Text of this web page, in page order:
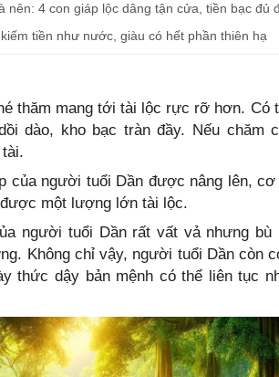
nên: 4 con giáp lộc dâng tận cửa, tiền bạc đủ
tiền như nước, giàu có hết phần thiên hạ
thăm mang tới tài lộc rực rỡ hơn. Có
dào, kho bạc tràn đầy. Nếu chăm
của người tuổi Dần được nâng lên,
một lượng lớn tài lộc.
người tuổi Dần rất vất vả nhưng bù
Không chỉ vậy, người tuổi Dần còn
thức dậy bản mệnh có thể liên tục